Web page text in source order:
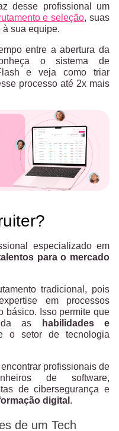
desse profissional um
e seleção, suas
sua equipe.
entre a abertura da
o sistema de
e veja como triar
processo até 2x mais
especializado em
para o mercado
tradicional, pois
em processos
básico. Isso permite que
as
habilidades e
o setor de tecnologia
profissionais de
de software,
de cibersegurança e
digital .
de um Tech